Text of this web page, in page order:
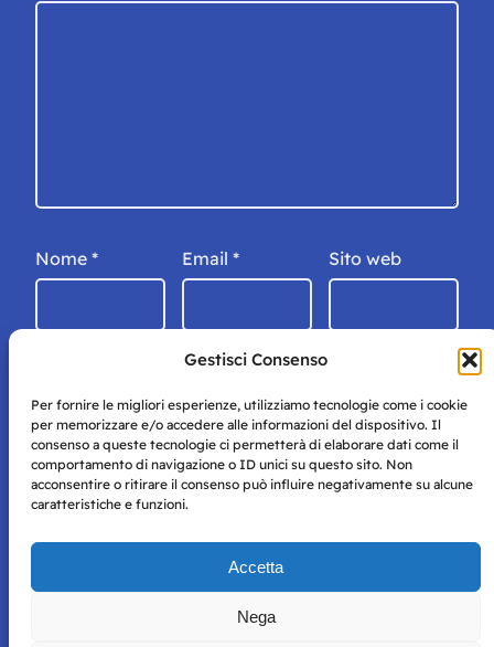
Gestisci Consenso
Per fornire le migliori esperienze, utilizziamo tecnologie come i cookie
per memorizzare e/o accedere alle informazioni del dispositivo. Il
consenso a queste tecnologie ci permetterà di elaborare dati come il
comportamento di navigazione o ID unici su questo sito. Non
acconsentire o ritirare il consenso può influire negativamente su alcune
caratteristiche e funzioni.
Accetta
Nega
Nome * Email * Sito web
Storie di Napoli è una testata registrata presso il tribunale di
per mero scopo didattico e informativo.